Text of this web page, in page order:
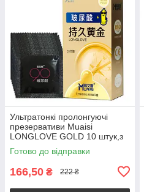
Ультратонкі пролонгуючі
презервативи Muaisi
LONGLOVE GOLD 10 штук,з
додатковою змазкою
Готово до відправки
166,50 ₴ 222 ₴